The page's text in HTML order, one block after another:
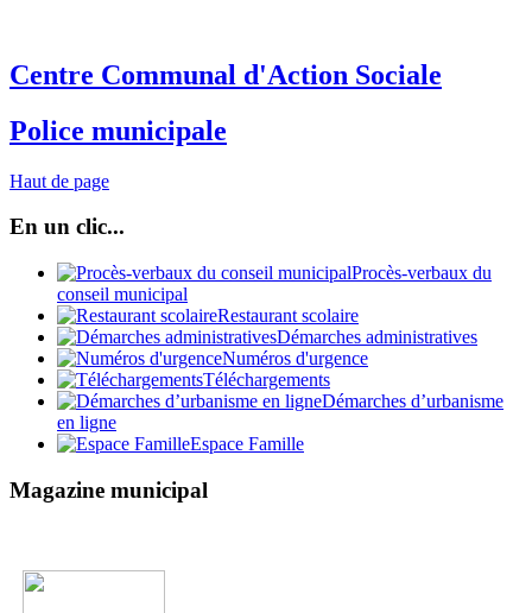
Centre Communal d'Action Sociale
Police municipale
Haut de page
En un clic...
Procès-verbaux du
conseil municipal
Restaurant scolaire
Démarches administratives
Numéros d'urgence
Téléchargements
Démarches d’urbanisme
en ligne
Espace Famille
Magazine municipal